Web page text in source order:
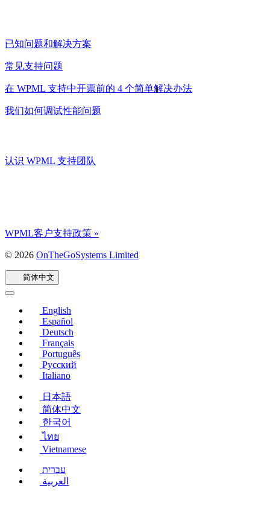
已知问题和解决方案
常见支持问题
在 WPML 支持中开票前的 4 个简单解决办法
我们如何调试性能问题
认识 WPML 支持团队
WPML客户支持政策 »
© 2026 OnTheGoSystems Limited（在
简体中文
English
Español
Deutsch
Français
Português
Русский
Italiano
日本語
简体中文
한국어
ไทย
Vietnamese
עברית
العربية